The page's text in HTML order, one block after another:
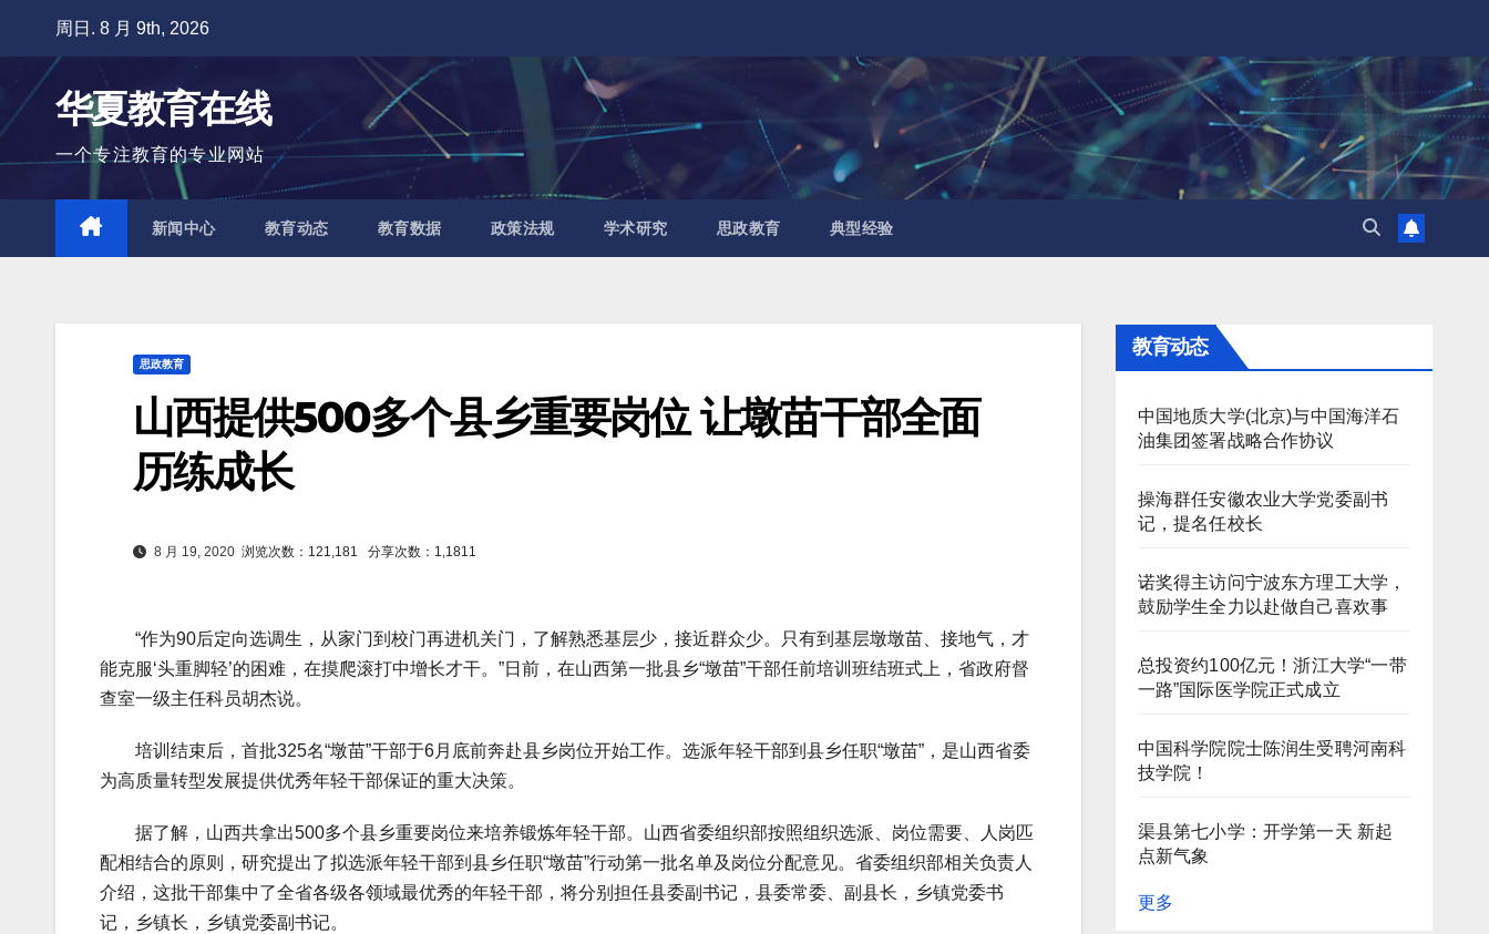
容
周日. 8 月 9th, 2026
华夏教育在线
一个专注教育的专业网站
新闻中心 教育动态 教育数据 政策法规 学术研究 思政教育 典型经验
思政教育
山西提供500多个县乡重要岗位 让墩苗干部全面
历练成长
8 月 19, 2020 浏览次数：121,181 分享次数：1,1811
“作为90后定向选调生，从家门到校门再进机关门，了解熟悉基层少，接近群众少。只有到基层墩墩苗、接地气，才
能克服‘头重脚轻’的困难，在摸爬滚打中增长才干。”日前，在山西第一批县乡“墩苗”干部任前培训班结班式上，省政府督
查室一级主任科员胡杰说。
培训结束后，首批325名“墩苗”干部于6月底前奔赴县乡岗位开始工作。选派年轻干部到县乡任职“墩苗”，是山西省委
为高质量转型发展提供优秀年轻干部保证的重大决策。
据了解，山西共拿出500多个县乡重要岗位来培养锻炼年轻干部。山西省委组织部按照组织选派、岗位需要、人岗匹
配相结合的原则，研究提出了拟选派年轻干部到县乡任职“墩苗”行动第一批名单及岗位分配意见。省委组织部相关负责人
介绍，这批干部集中了全省各级各领域最优秀的年轻干部，将分别担任县委副书记，县委常委、副县长，乡镇党委书
记，乡镇长，乡镇党委副书记。
教育动态
中国地质大学(北京)与中国海洋石
油集团签署战略合作协议
操海群任安徽农业大学党委副书
记，提名任校长
诺奖得主访问宁波东方理工大学，
鼓励学生全力以赴做自己喜欢事
总投资约100亿元！浙江大学“一带
一路”国际医学院正式成立
中国科学院院士陈润生受聘河南科
技学院！
渠县第七小学：开学第一天 新起
点新气象
更多